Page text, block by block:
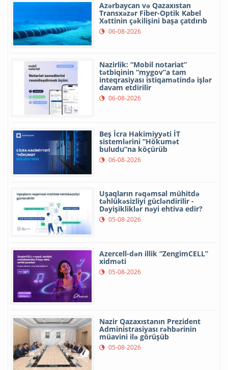
Azərbaycan və Qazaxıstan
Transxəzər Fiber-Optik Kabel
Xəttinin çəkilişini başa çatdırıb
06-08-2026
Nazirlik: “Mobil notariat”
tətbiqinin “mygov”a tam
inteqrasiyası istiqamətində işlər
davam etdirilir
06-08-2026
Beş İcra Hakimiyyəti İT
sistemlərini “Hökumət
buludu”na köçürüb
06-08-2026
Uşaqların rəqəmsal mühitdə
təhlükəsizliyi gücləndirilir -
Dəyişikliklər nəyi ehtiva edir?
05-08-2026
Azercell-dən illik “ZengimCELL”
xidməti
05-08-2026
Nazir Qazaxıstanın Prezident
Administrasiyası rəhbərinin
müavini ilə görüşüb
05-08-2026